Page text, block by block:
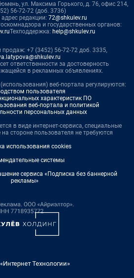
ул. Максима Горького, д. 76, офис 214,
56-72-72 (доб. 3736)
редакции: 72@shkulev.ru
и государственных органов:
Техподдержка: help@shkulev.ru
продаж: +7 (3452) 56-72-72 доб. 3335,
ответственности за достоверность
в рекламных объявлениях.
веб-портала регулируются:
пользователя
характеристик ПО
веб-портала и политикой
персональных данных
в виде интернет-сервиса, специальные
на стороне пользователя не требуются
использования cookies
системы
сервиса «Подписка без баннерной
рекламы»
Технологии»